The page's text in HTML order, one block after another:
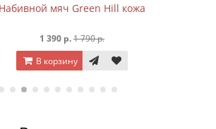
мяч Green Hill кожа
1 390 р.1 790 р.
В корзину